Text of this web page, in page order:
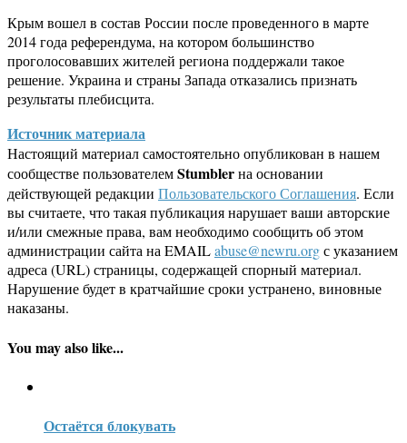
Крым вошел в состав России после проведенного в марте
2014 года референдума, на котором большинство
проголосовавших жителей региона поддержали такое
решение. Украина и страны Запада отказались признать
результаты плебисцита.
Источник материала
Настоящий материал самостоятельно опубликован в нашем
сообществе пользователемStumblerна основании
действующей редакции Пользовательского Соглашения. Если
вы считаете, что такая публикация нарушает ваши авторские
и/или смежные права, вам необходимо сообщить об этом
администрации сайта на EMAILabuse@newru.orgс указанием
адреса (URL) страницы, содержащей спорный материал.
Нарушение будет в кратчайшие сроки устранено, виновные
наказаны.
You may also like...
Остаётся блокувать